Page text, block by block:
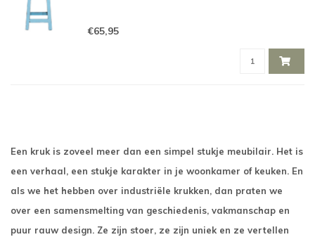
€65,95
Een kruk is zoveel meer dan een simpel stukje meubilair. Het is
een verhaal, een stukje karakter in je woonkamer of keuken. En
als we het hebben over industriële krukken, dan praten we
over een samensmelting van geschiedenis, vakmanschap en
puur rauw design. Ze zijn stoer, ze zijn uniek en ze vertellen